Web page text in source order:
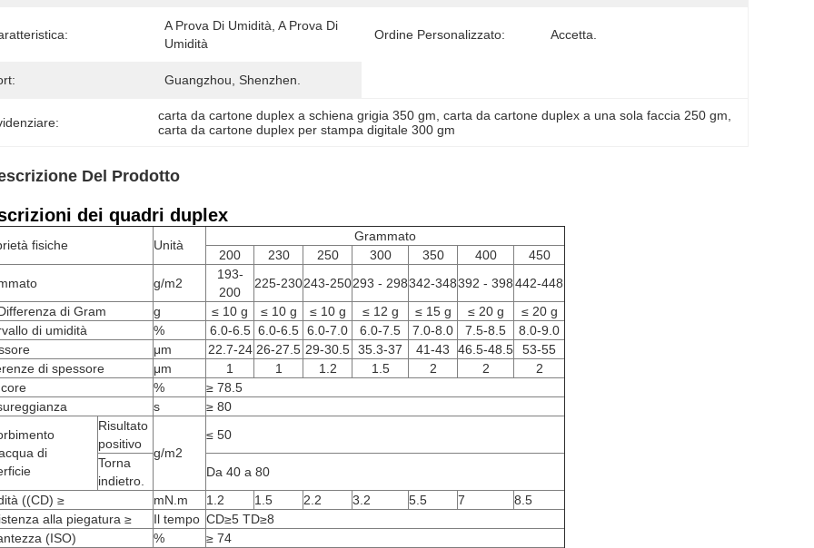
A Prova Di Umidità, A Prova Di
Umidità
Ordine Personalizzato: Accetta.
Guangzhou, Shenzhen.
carta da cartone duplex a schiena grigia 350 gm , carta da cartone duplex a una sola faccia 250 gm
carta da cartone duplex per stampa digitale 300 gm
Del Prodotto
dei quadri duplex
fisiche Unità
Grammato
200
230 250 300 350 400
450
g/m2
193-
200
225-230243-250293 - 298342-348392 - 398442-448
di Gram
g ≤ 10 g ≤ 10 g ≤ 10 g ≤ 12 g ≤ 15 g ≤ 20 g
≤ 20 g
di umidità
% 6.0-6.5 6.0-6.5 6.0-7.0 6.0-7.5 7.0-8.0 7.5-8.5
8.0-9.0
μm 22.7-24 26-27.5 29-30.5 35.3-37 41-43 46.5-48.5
53-55
di spessore
μm 1 1 1.2 1.5 2 2
2
%
≥ 78.5
s
≥ 80
di
Risultato
positivo
g/m2
≤ 50
Torna
indietro.
Da 40 a 80
((CD) ≥
mN.m 1.2 1.5 2.2 3.2 5.5 7
8.5
alla piegatura ≥
Il tempo CD≥5 TD≥8
(ISO)
%
≥ 74